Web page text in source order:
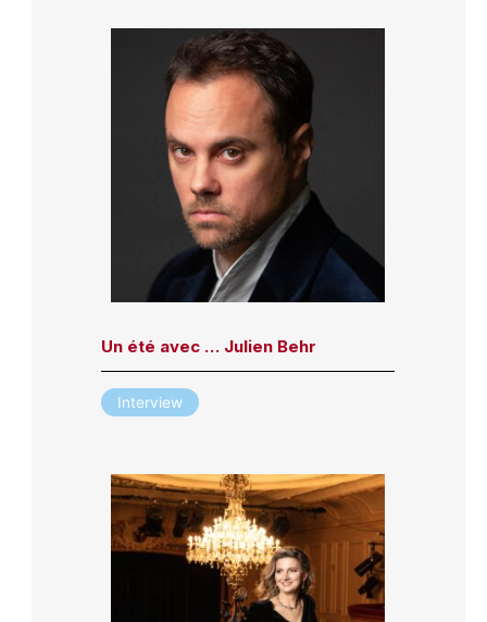
Un été avec … Julien Behr
Interview